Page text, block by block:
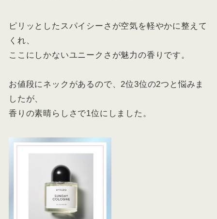
ピリッとしたスパイシーさが空気を軽やかに整えて
くれ、
ここにしかないユニークさが魅力の香りです。
お値段にネックがあるので、2位3位の2つと悩みま
したが、
香りの素晴らしさで1位にしました。